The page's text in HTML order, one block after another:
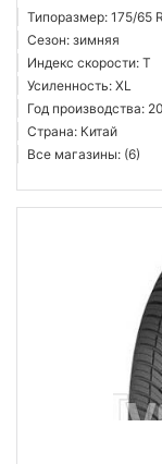
Типоразмер: 175/65
Сезон: зимняя
Индекс скорости: T
Усиленность: XL
Год производства:
Страна: Китай
Все магазины: (6)